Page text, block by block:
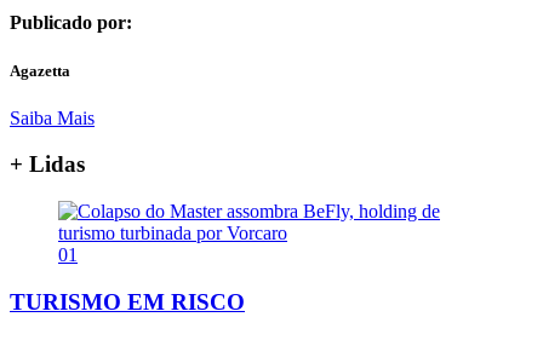
Publicado por:
Agazetta
Saiba Mais
+ Lidas
01
TURISMO EM RISCO